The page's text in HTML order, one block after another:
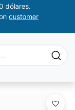
dólares.
customer